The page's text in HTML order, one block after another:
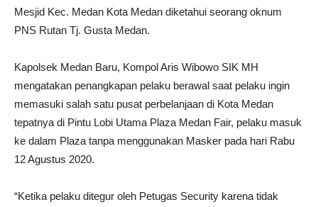
Mesjid Kec. Medan Kota Medan diketahui seorang oknum
PNS Rutan Tj. Gusta Medan.
Kapolsek Medan Baru, Kompol Aris Wibowo SIK MH
mengatakan penangkapan pelaku berawal saat pelaku ingin
memasuki salah satu pusat perbelanjaan di Kota Medan
tepatnya di Pintu Lobi Utama Plaza Medan Fair, pelaku masuk
ke dalam Plaza tanpa menggunakan Masker pada hari Rabu
12 Agustus 2020.
“Ketika pelaku ditegur oleh Petugas Security karena tidak